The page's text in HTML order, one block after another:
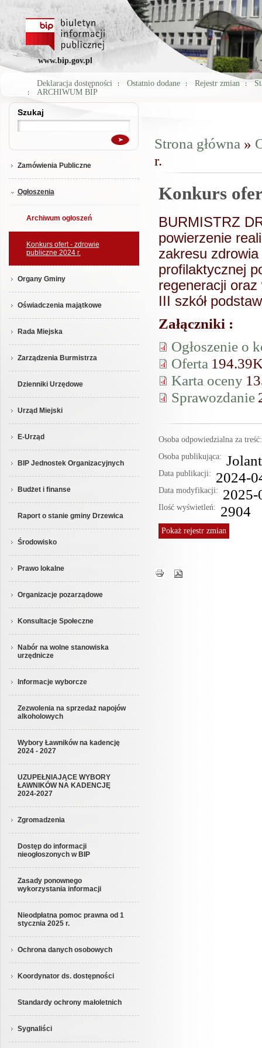
www.bip.gov.pl
Deklaracja dostępności Ostatnio dodane Rejestr zmian
ARCHIWUM BIP
Szukaj
Szukaj
Zamówienia Publiczne
Ogłoszenia
Archiwum ogłoszeń
Konkurs ofert - zdrowie
publiczne 2024 r.
Organy Gminy
Oświadczenia majątkowe
Rada Miejska
Zarządzenia Burmistrza
Dzienniki Urzędowe
Urząd Miejski
E-Urząd
BIP Jednostek Organizacyjnych
Budżet i finanse
Raport o stanie gminy Drzewica
Środowisko
Prawo lokalne
Organizacje pozarządowe
Konsultacje Społeczne
Nabór na wolne stanowiska
urzędnicze
Informacje wyborcze
Zezwolenia na sprzedaż napojów
alkoholowych
Wybory Ławników na kadencję
2024 - 2027
UZUPEŁNIAJĄCE WYBORY
ŁAWNIKÓW NA KADENCJĘ
2024-2027
Zgromadzenia
Dostęp do informacji
nieogłoszonych w BIP
Zasady ponownego
wykorzystania informacji
Nieodpłatna pomoc prawna od 1
stycznia 2025 r.
Ochrona danych osobowych
Koordynator ds. dostępności
Standardy ochrony małoletnich
Sygnaliści
Jesteś tutaj
Strona główna »
r.
Konkurs
BURMISTRZ
powierzenie
zakresu
profilaktycznej
regeneracji
III szkół
Załączniki :
Ogłoszenie o
Oferta
Karta oceny
Sprawozdanie
Osoba odpowiedzialna za
Osoba publikująca:
Data publikacji: 2024-
Data modyfikacji: 2025-
Ilość wyświetleń: 2904
Pokażrejestr zmian